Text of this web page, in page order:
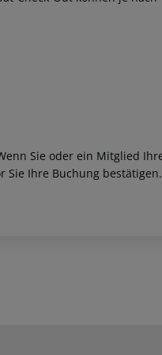
Sie oder ein Mitglied
Sie Ihre Buchung bestätigen.